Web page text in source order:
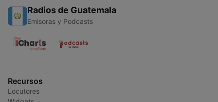
Radios de Guatemala
Emisoras y Podcasts
Recursos
Locutores